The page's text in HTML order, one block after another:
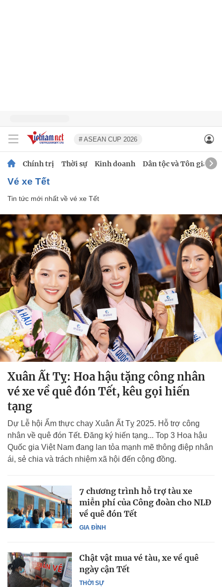
# ASEAN CUP 2026
Chính trị Thời sự Kinh doanh Dân tộc và Tôn giáo
vé xe Tết
Tin tức mới nhất về vé xe Tết
Xuân Ất Tỵ: Hoa hậu tặng công nhân
vé xe về quê đón Tết, kêu gọi hiến
tạng
Dự Lễ hội Ẩm thực chay Xuân Ất Tỵ 2025. Hỗ trợ công
nhân về quê đón Tết. Đăng ký hiến tạng... Top 3 Hoa hậu
Quốc gia Việt Nam đang lan tỏa mạnh mẽ thông điệp nhân
ái, sẻ chia và trách nhiệm xã hội đến cộng đồng.
GIA ĐÌNH
7 chương trình hỗ trợ tàu xe
miễn phí của Công đoàn cho NLĐ
về quê đón Tết
THỜI SỰ
Chật vật mua vé tàu, xe về quê
ngày cận Tết